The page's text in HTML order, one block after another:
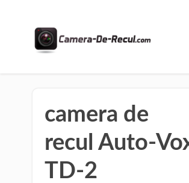
camera de
recul Auto-
TD-2